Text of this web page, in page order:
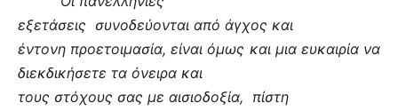
εξετάσεις συνοδεύονται από άγχος και
έντονη προετοιμασία, είναι όμως και μια ευκαιρία να
διεκδικήσετε τα όνειρα και
τους στόχους σας με αισιοδοξία, πίστη